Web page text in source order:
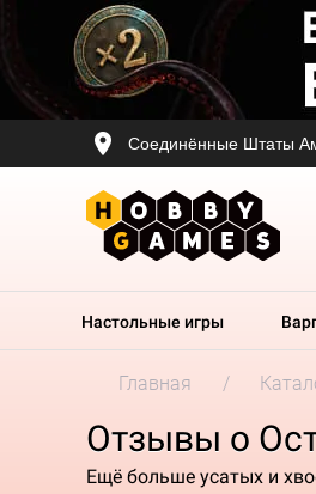
Соединённые Штаты
Настольные игры
Главная
Отзывы о
Ещё больше усатых и